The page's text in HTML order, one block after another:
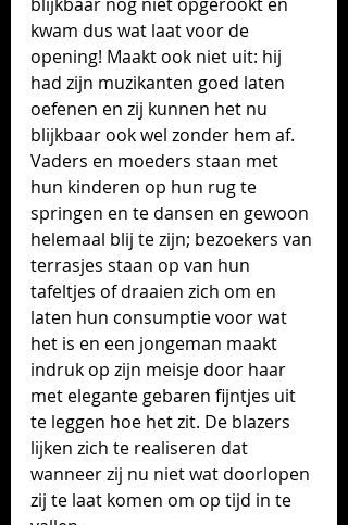
kwam dus wat laat voor de
opening! Maakt ook niet uit: hij
had zijn muzikanten goed laten
oefenen en zij kunnen het nu
blijkbaar ook wel zonder hem af.
Vaders en moeders staan met
hun kinderen op hun rug te
springen en te dansen en gewoon
helemaal blij te zijn; bezoekers van
terrasjes staan op van hun
tafeltjes of draaien zich om en
laten hun consumptie voor wat
het is en een jongeman maakt
indruk op zijn meisje door haar
met elegante gebaren fijntjes uit
te leggen hoe het zit. De blazers
lijken zich te realiseren dat
wanneer zij nu niet wat doorlopen
zij te laat komen om op tijd in te